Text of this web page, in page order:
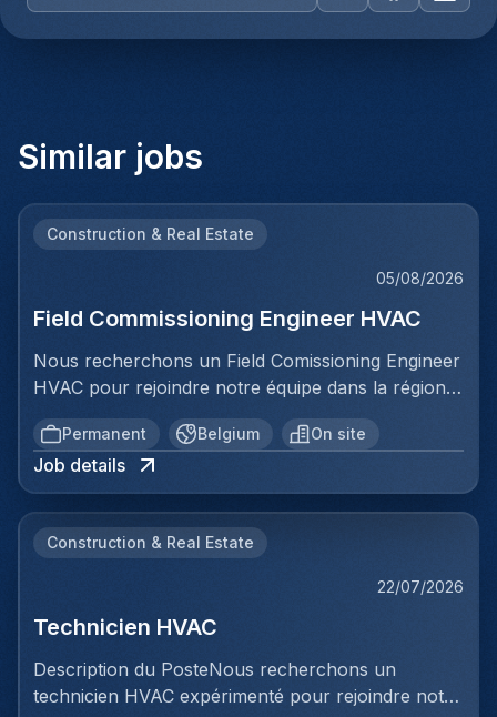
Similar jobs
Construction & Real Estate
05/08/2026
Field Commissioning Engineer HVAC
Nous recherchons un Field Comissioning Engineer
HVAC pour rejoindre notre équipe dans la région
de Bruxelles. Dans ce rôle, vous fournirez une
assistance technique sur site lors de la mise en
service et du démarrage des installations HVAC
pour nos clients. Vous serez responsable de
climatisation sont correctement installés,
spécifications et aux normes prescrites. Votre
travail impliquera une collaboration directe avec
systèmes, le dépannage et la documentation de
toutes les activités de mise en service. Ce poste
Permanent Belgium On site
Job details
Construction & Real Estate
22/07/2026
Technicien HVAC
Description du PosteNous recherchons un
technicien HVAC expérimenté pour rejoindre notre